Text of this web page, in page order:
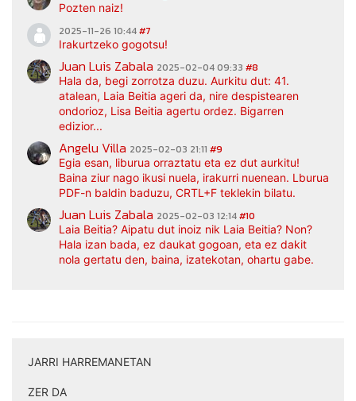
Pozten naiz!
2025-11-26 10:44#7
Irakurtzeko gogotsu!
Juan Luis Zabala 2025-02-04 09:33 #8
Hala da, begi zorrotza duzu. Aurkitu dut: 41.
atalean, Laia Beitia ageri da, nire despistearen
ondorioz, Lisa Beitia agertu ordez. Bigarren
edizior...
Angelu Villa 2025-02-03 21:11 #9
Egia esan, liburua orraztatu eta ez dut aurkitu!
Baina ziur nago ikusi nuela, irakurri nuenean. Lburua
PDF-n baldin baduzu, CRTL+F teklekin bilatu.
Juan Luis Zabala 2025-02-03 12:14#10
Laia Beitia? Aipatu dut inoiz nik Laia Beitia? Non?
Hala izan bada, ez daukat gogoan, eta ez dakit
nola gertatu den, baina, izatekotan, ohartu gabe.
JARRI HARREMANETAN
ZER DA